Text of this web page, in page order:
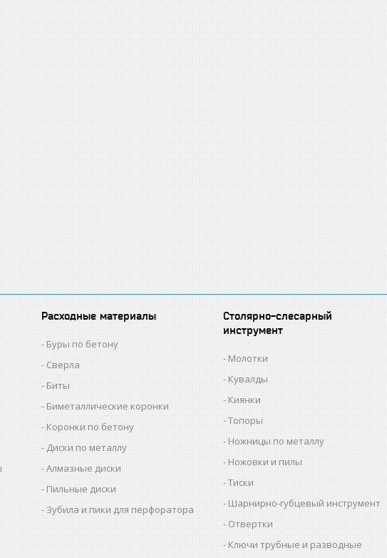
Расходные материалы
Буры по бетону
Сверла
Биты
Биметаллические коронки
Коронки по бетону
Диски по металлу
Алмазные диски
Пильные диски
Зубила и пики для перфоратора
Столярно-слесарный
инструмент
Молотки
Кувалды
Киянки
Топоры
Ножницы по металлу
Ножовки и пилы
Тиски
Шарнирно-губцевый инструмент
Отвертки
Ключи трубные и разводные